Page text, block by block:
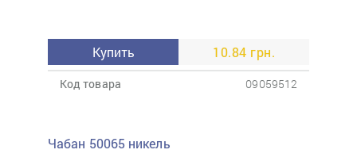
Купить 10.84 грн.
Код товара 09059512
Чабан 50065 никель